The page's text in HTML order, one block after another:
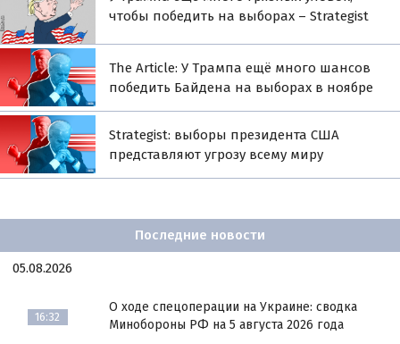
чтобы победить на выборах – Strategist
The Article: У Трампа ещё много шансов
победить Байдена на выборах в ноябре
Strategist: выборы президента США
представляют угрозу всему миру
Последние новости
05.08.2026
16:32
О ходе спецоперации на Украине: сводка
Минобороны РФ на 5 августа 2026 года